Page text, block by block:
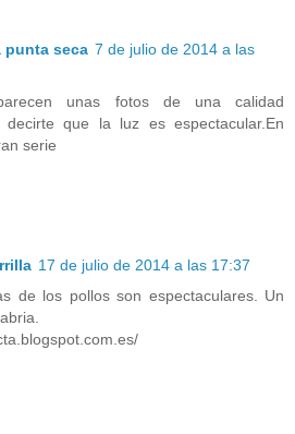
punta seca 7 de julio de 2014 a las
unas fotos de una calidad
decirte que la luz es espectacular.En
serie
17 de julio de 2014 a las 17:37
de los pollos son espectaculares. Un